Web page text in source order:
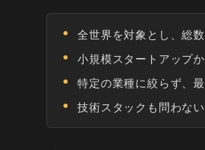
全世界を対象とし、総
小規模スタートアップ
特定の業種に絞らず、
技術スタックも問わな